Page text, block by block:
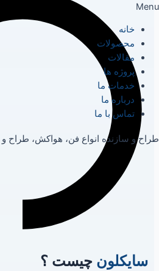
Menu
خانه
محصولات
مقالات
پروژه ها
خدمات ما
درباره ما
تماس با ما
طراح و سازنده انواع فن، هواکش، طراح
سایکلون چیست ؟